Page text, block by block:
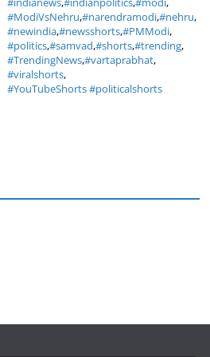
#ModiVsNehru,#narendramodi,#nehru,
#newindia,#newsshorts,#PMModi,
#politics,#samvad,#shorts,#trending,
#TrendingNews,#vartaprabhat,
#viralshorts,
#YouTubeShorts #politicalshorts